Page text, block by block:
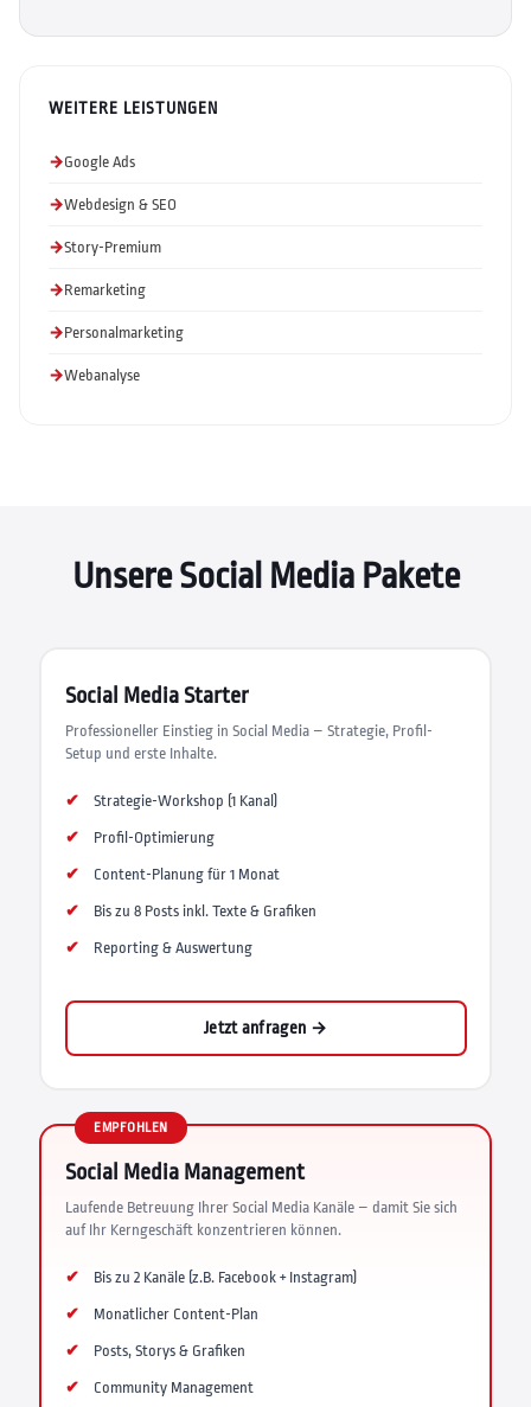
WEITERE LEISTUNGEN
Google Ads
Webdesign & SEO
Story-Premium
Remarketing
Personalmarketing
Webanalyse
Unsere Social Media Pakete
Social Media Starter
Professioneller Einstieg in Social Media – Strategie, Profil-
Setup und erste Inhalte.
Strategie-Workshop (1 Kanal)
Profil-Optimierung
Content-Planung für 1 Monat
Bis zu 8 Posts inkl. Texte & Grafiken
Reporting & Auswertung
Jetzt anfragen →
EMPFOHLEN
Social Media Management
Laufende Betreuung Ihrer Social Media Kanäle – damit Sie sich
auf Ihr Kerngeschäft konzentrieren können.
Bis zu 2 Kanäle (z.B. Facebook + Instagram)
Monatlicher Content-Plan
Posts, Storys & Grafiken
Community Management